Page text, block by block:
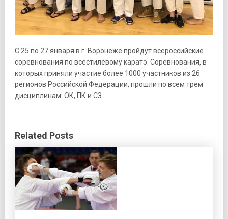
С 25 по 27 января в г. Воронеже пройдут всероссийские
соревнования по всестилевому каратэ. Соревнования, в
которых приняли участие более 1000 участников из 26
регионов Российской Федерации, прошли по всем трем
дисциплинам: ОК, ПК и СЗ.
Related Posts